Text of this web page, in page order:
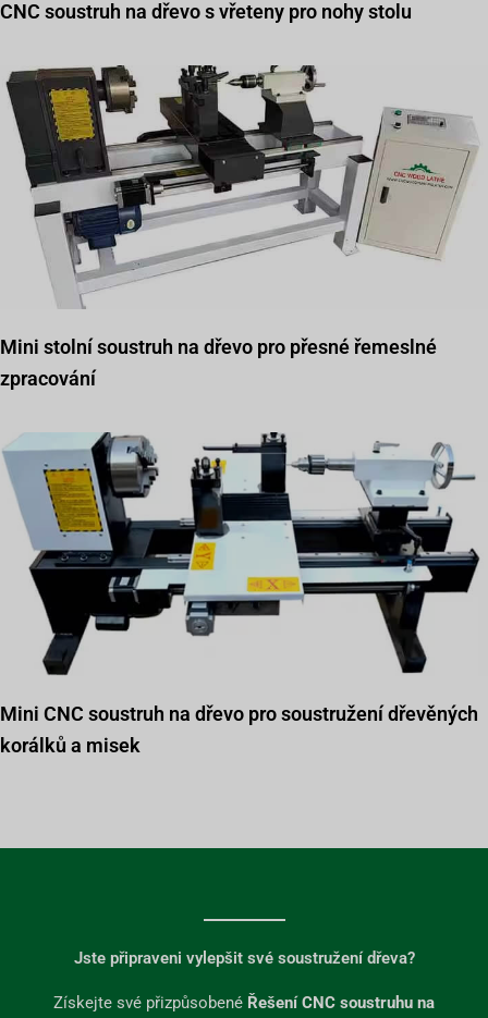
CNC soustruh na dřevo s vřeteny pro nohy stolu
Mini stolní soustruh na dřevo pro přesné řemeslné
zpracování
Mini CNC soustruh na dřevo pro soustružení dřevěných
korálků a misek
Jste připraveni vylepšit své soustružení dřeva?
Získejte své přizpůsobené Řešení CNC soustruhu na